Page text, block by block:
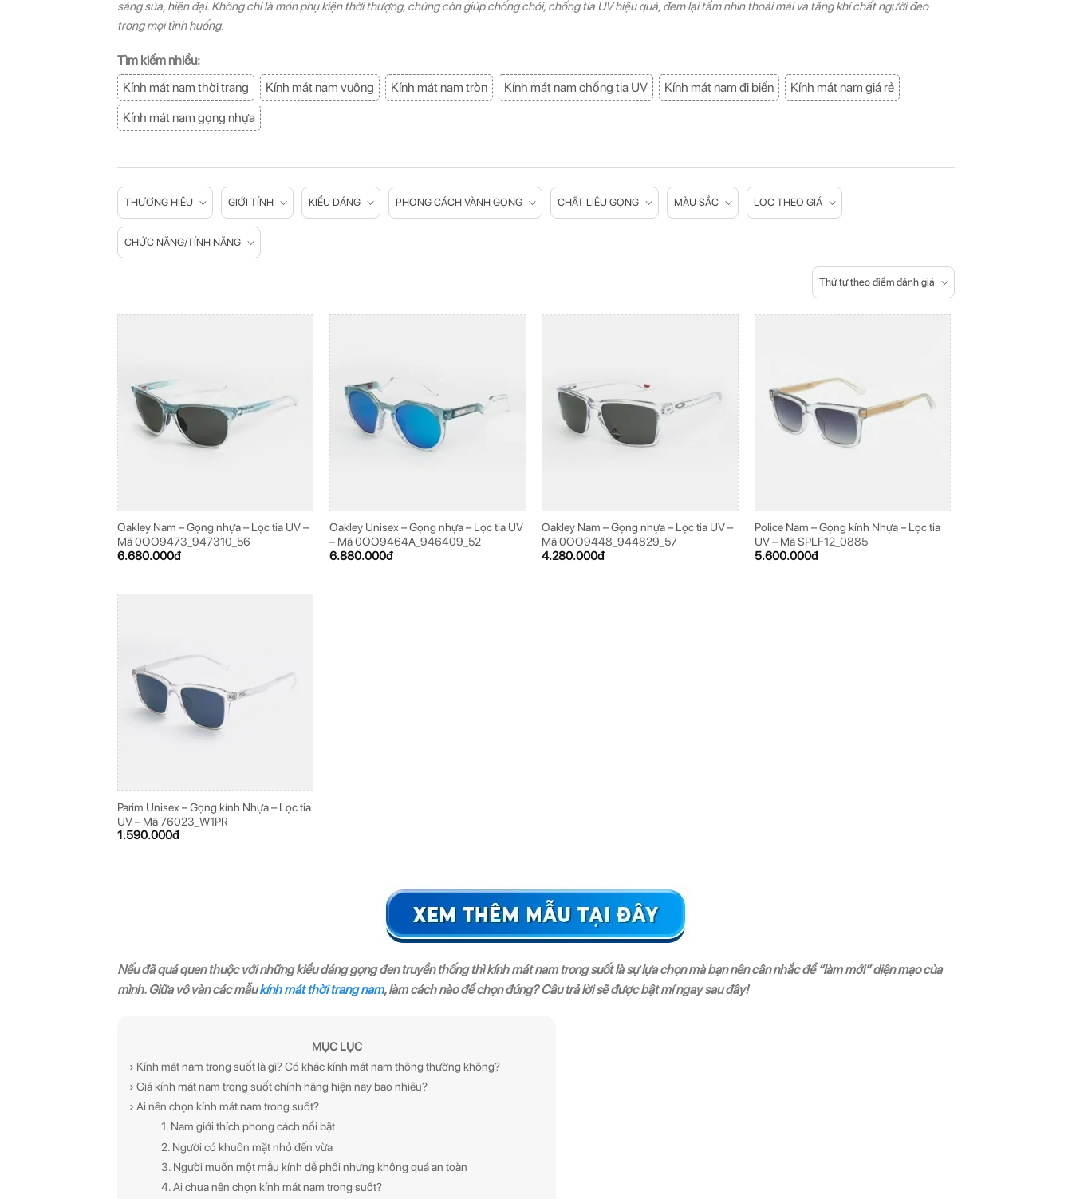
sáng sủa, hiện đại. Không chỉ là món phụ kiện thời thượng, chúng còn giúp chống chói, chống tia UV hiệu quả, đem lại tầm nhìn thoải mái và tăng khí chất người đeo
trong mọi tình huống.
Tìm kiếm nhiều:
Kính mát nam thời trang
Kính mát nam vuông Kính mát nam tròn Kính mát nam chống tia UV Kính mát nam đi biển
Kính mát nam giá rẻ
Kính mát nam gọng nhựa
THƯƠNG HIỆU GIỚI TÍNH KIỂU DÁNG PHONG CÁCH VÀNH GỌNG CHẤT LIỆU GỌNG MÀU SẮC LỌC THEO GIÁ
CHỨC NĂNG/TÍNH NĂNG
Thứ tự theo điểm đánh giá
Oakley Nam – Gọng nhựa – Lọc tia UV –
Mã 0OO9473_947310_56
6.680.000đ
Oakley Unisex – Gọng nhựa – Lọc tia UV
– Mã 0OO9464A_946409_52
6.880.000đ
Oakley Nam – Gọng nhựa – Lọc tia UV –
Mã 0OO9448_944829_57
4.280.000đ
Police Nam – Gọng kính Nhựa – Lọc tia
UV – Mã SPLF12_0885
5.600.000đ
Parim Unisex – Gọng kính Nhựa – Lọc tia
UV – Mã 76023_W1PR
1.590.000đ
Nếu đã quá quen thuộc với những kiểu dáng gọng đen truyền thống thì kính mát nam trong suốt là sự lựa chọn mà bạn nên cân nhắc để “làm mới” diện mạo của
mình. Giữa vô vàn các mẫukính mát thời trang nam, làm cách nào để chọn đúng? Câu trả lời sẽ được bật mí ngay sau đây!
MỤC LỤC
› Kính mát nam trong suốt là gì? Có khác kính mát nam thông thường không?
› Giá kính mát nam trong suốt chính hãng hiện nay bao nhiêu?
› Ai nên chọn kính mát nam trong suốt?
1. Nam giới thích phong cách nổi bật
2. Người có khuôn mặt nhỏ đến vừa
3. Người muốn một mẫu kính dễ phối nhưng không quá an toàn
4. Ai chưa nên chọn kính mát nam trong suốt?